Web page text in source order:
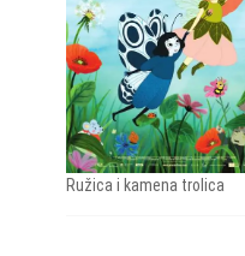
Ružica i kamena trolica